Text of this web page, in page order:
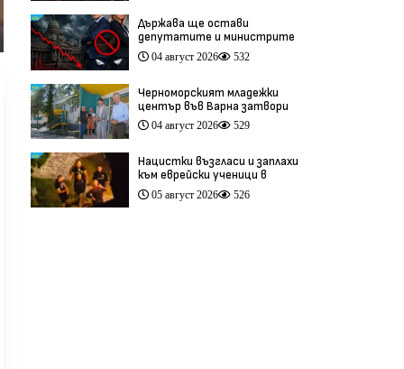
Държава ще остави
депутатите и министрите
си без заплати, ако
бюджетът е на червено
04 август 2026 532
Черноморският младежки
център във Варна затвори
врати ден след откриването
си (видео)
04 август 2026 529
Нацистки възгласи и заплахи
към еврейски ученици в
Банско разтърсиха Италия
(видео)
05 август 2026 526